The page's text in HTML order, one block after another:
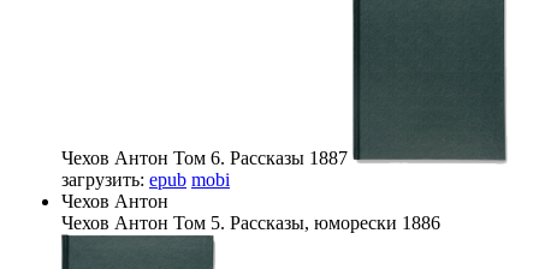
Чехов Антон Том 6. Рассказы 1887
загрузить: epub mobi
Чехов Антон
Чехов Антон Том 5. Рассказы, юморески 1886